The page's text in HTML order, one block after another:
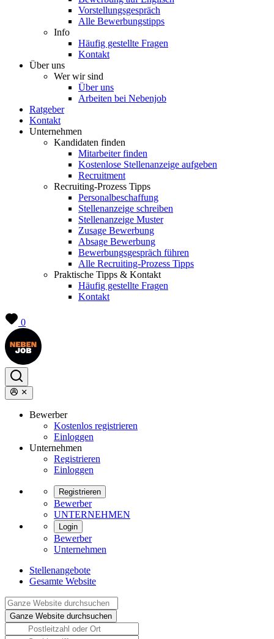
Vorstellungsgespräch
Alle Bewerbungstipps
Info
Häufig gestellte Fragen
Kontakt
Über uns
Wer wir sind
Über uns
Arbeiten bei Nebenjob
Ratgeber
Kontakt
Unternehmen
Kandidaten finden
Mitarbeiter finden
Kostenlose Stellenanzeige aufgeben
Recruitment
Recruiting-Prozess Tipps
Personalbeschaffung
Stellenanzeige schreiben
Stellenanzeige Muster
Zusage Bewerbung
Absage Bewerbung
Bewerbungsgespräch führen
Alle Recruiting-Prozess Tipps
Praktische Tipps & Kontakt
Häufig gestellte Fragen
Kontakt
0
Bewerber
Kostenlos registrieren
Einloggen
Unternehmen
Registrieren
Einloggen
Registrieren
Bewerber
UNTERNEHMEN
Login
Bewerber
Unternehmen
Stellenangebote
Gesamte Website